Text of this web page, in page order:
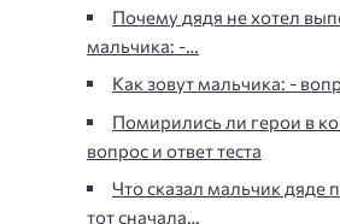
Почему дядя не хотел
мальчика: -…
Как зовут мальчика: -
Помирились ли герои в
вопрос и ответ теста
Что сказал мальчик дяде
тот сначала…